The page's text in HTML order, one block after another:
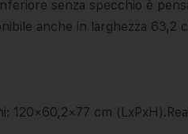
senza specchio è
anche in larghezza 63,2
120×60,2×77 cm